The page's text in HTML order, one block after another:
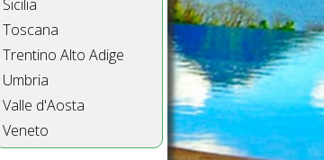
Sicilia
Toscana
Trentino Alto Adige
Umbria
Valle d'Aosta
Veneto